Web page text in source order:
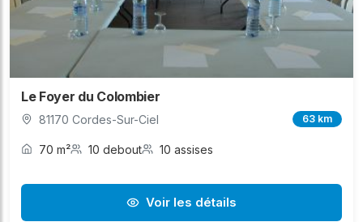
Le Foyer du Colombier
81170 Cordes-Sur-Ciel 63 km
70 m² 10 debout 10 assises
Voir les détails